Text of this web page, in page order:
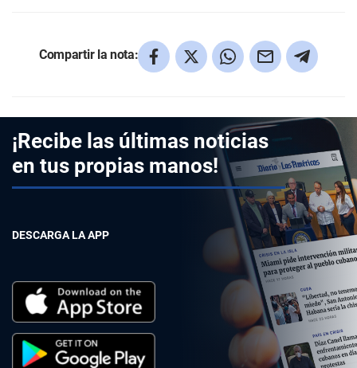
Compartir la nota:
¡Recibe las últimas noticias
en tus propias manos!
DESCARGA LA APP